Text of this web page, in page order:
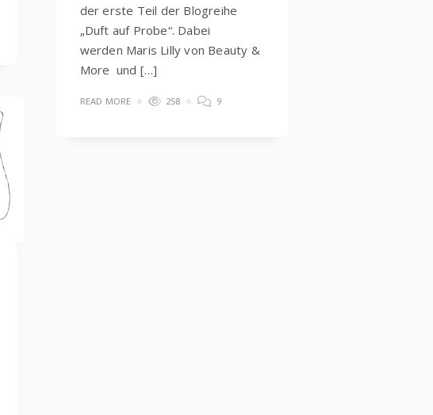
der erste Teil der Blogreihe
„Duft auf Probe“. Dabei
werden Maris Lilly von Beauty &
More und […]
READ MORE 258 9